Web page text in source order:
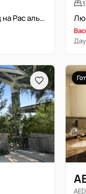
Under Op | 2+Maid | Вид на Рас аль-Хор
3